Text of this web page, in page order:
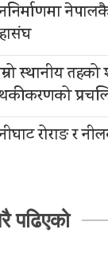
स्थानीय
रोराङ र
पढिएको